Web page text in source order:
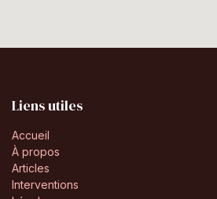
Liens utiles
Accueil
À propos
Articles
Interventions